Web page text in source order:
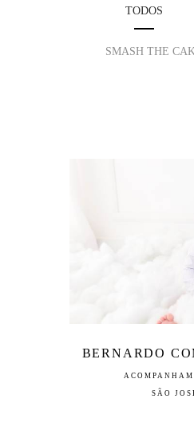
TODOS
SMASH THE
BERNARDO
SÃO